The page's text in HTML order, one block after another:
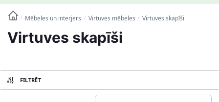
/ Mēbeles un interjers / Virtuves mēbeles / Virtuves skapīši
Virtuves skapīši
FILTRĒT